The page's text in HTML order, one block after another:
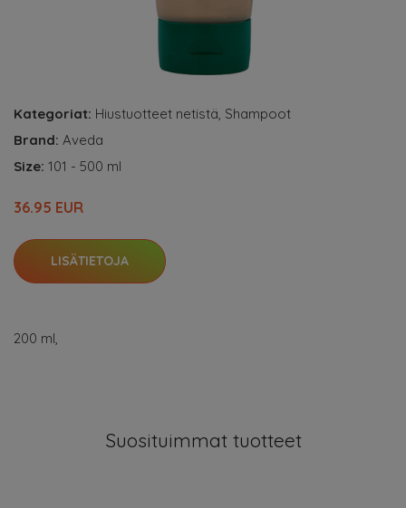
Kategoriat: Hiustuotteet netistä, Shampoot
Brand: Aveda
Size: 101 - 500 ml
36.95 EUR
LISÄTIETOJA
200 ml,
Suosituimmat tuotteet